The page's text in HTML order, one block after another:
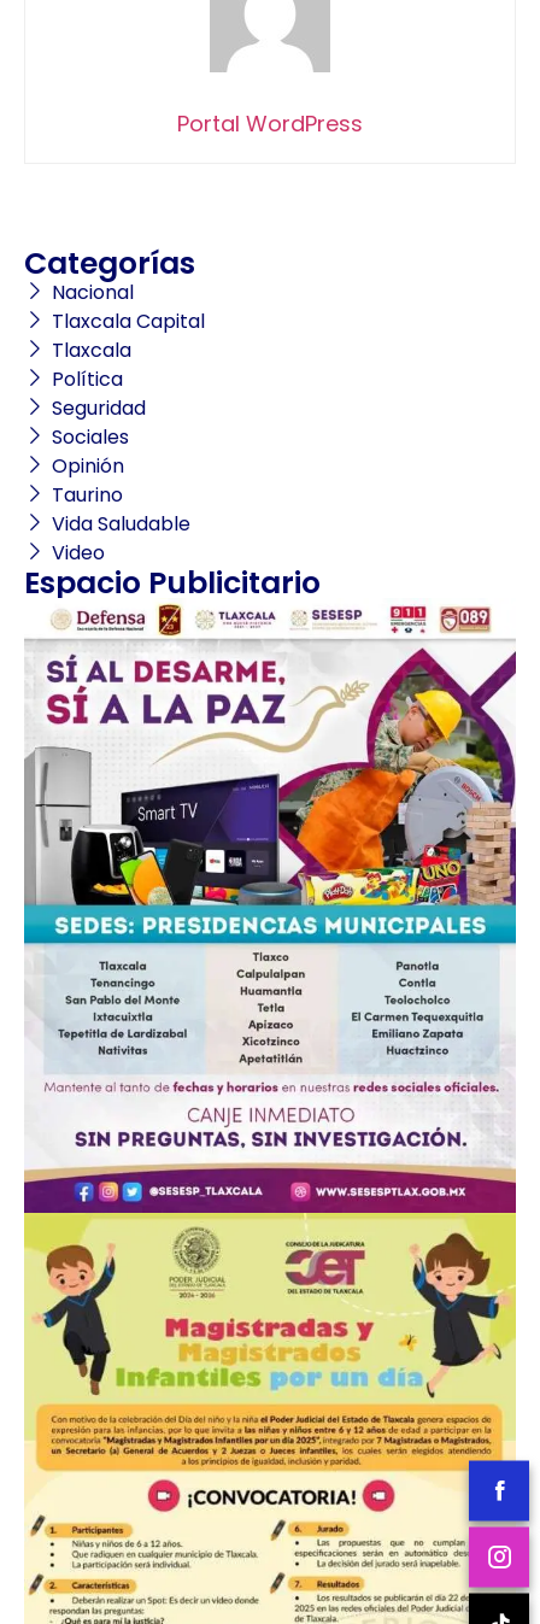
Portal WordPress
Categorías
Nacional
Tlaxcala Capital
Tlaxcala
Política
Seguridad
Sociales
Opinión
Taurino
Vida Saludable
Video
Espacio Publicitario